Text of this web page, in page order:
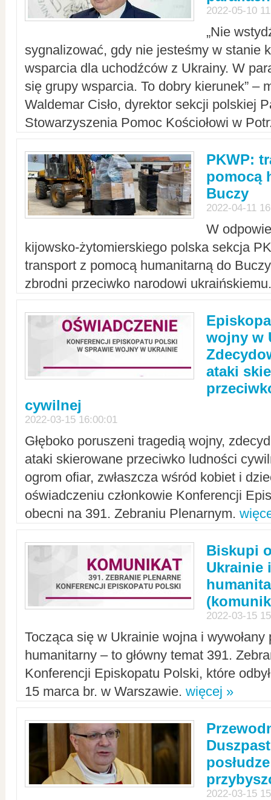
2022-05-10
„Nie
sygnalizować, gdy nie jesteśmy w stanie
wsparcia dla uchodźców z Ukrainy. W
się grupy wsparcia. To dobry kierunek” –
Waldemar Cisło, dyrektor sekcji polskiej
Stowarzyszenia Pomoc Kościołowi w
PKWP:
pomocą
Buczy
2022-04-11
W
kijowsko-żytomierskiego polska sekcja
transport z pomocą humanitarną do
zbrodni przeciwko narodowi
wojny w
ataki
cywilnej
2022-03-15 16:00:01
Głęboko poruszeni tragedią wojny,
ataki skierowane przeciwko ludności
ogrom ofiar, zwłaszcza wśród kobiet i
oświadczeniu członkowie Konferencji
obecni na 391. Zebraniu Plenarnym.
Biskupi
Ukrainie
2022-03-15
Tocząca się w Ukrainie wojna i
humanitarny – to główny temat 391.
Konferencji Episkopatu Polski, które
15 marca br. w Warszawie. więcej »
2022-03-15